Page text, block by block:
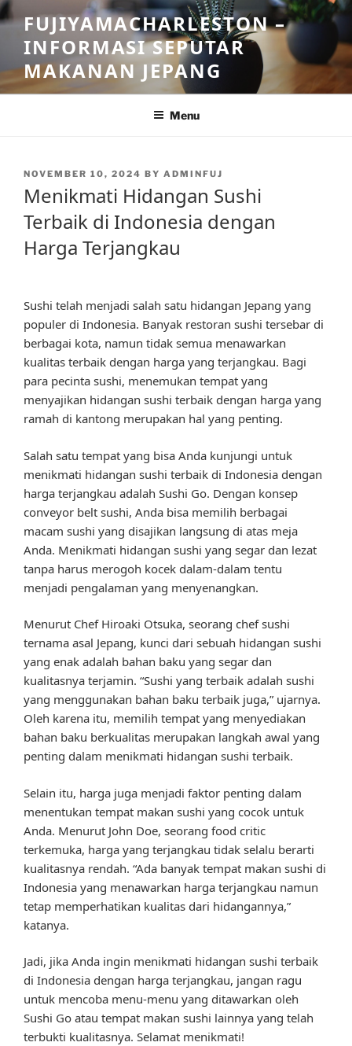
Skip
to
content
FUJIYAMACHARLESTON –
INFORMASI SEPUTAR
MAKANAN JEPANG
Menu
POSTED
NOVEMBER 10, 2024 BY ADMINFUJ
Menikmati Hidangan Sushi
Terbaik di Indonesia dengan
Harga Terjangkau
Sushi telah menjadi salah satu hidangan Jepang yang
populer di Indonesia. Banyak restoran sushi tersebar di
berbagai kota, namun tidak semua menawarkan
kualitas terbaik dengan harga yang terjangkau. Bagi
para pecinta sushi, menemukan tempat yang
menyajikan hidangan sushi terbaik dengan harga yang
ramah di kantong merupakan hal yang penting.
Salah satu tempat yang bisa Anda kunjungi untuk
menikmati hidangan sushi terbaik di Indonesia dengan
harga terjangkau adalah Sushi Go. Dengan konsep
conveyor belt sushi, Anda bisa memilih berbagai
macam sushi yang disajikan langsung di atas meja
Anda. Menikmati hidangan sushi yang segar dan lezat
tanpa harus merogoh kocek dalam-dalam tentu
menjadi pengalaman yang menyenangkan.
Menurut Chef Hiroaki Otsuka, seorang chef sushi
ternama asal Jepang, kunci dari sebuah hidangan sushi
yang enak adalah bahan baku yang segar dan
kualitasnya terjamin. “Sushi yang terbaik adalah sushi
yang menggunakan bahan baku terbaik juga,” ujarnya.
Oleh karena itu, memilih tempat yang menyediakan
bahan baku berkualitas merupakan langkah awal yang
penting dalam menikmati hidangan sushi terbaik.
Selain itu, harga juga menjadi faktor penting dalam
menentukan tempat makan sushi yang cocok untuk
Anda. Menurut John Doe, seorang food critic
terkemuka, harga yang terjangkau tidak selalu berarti
kualitasnya rendah. “Ada banyak tempat makan sushi di
Indonesia yang menawarkan harga terjangkau namun
tetap memperhatikan kualitas dari hidangannya,”
katanya.
Jadi, jika Anda ingin menikmati hidangan sushi terbaik
di Indonesia dengan harga terjangkau, jangan ragu
untuk mencoba menu-menu yang ditawarkan oleh
Sushi Go atau tempat makan sushi lainnya yang telah
terbukti kualitasnya. Selamat menikmati!